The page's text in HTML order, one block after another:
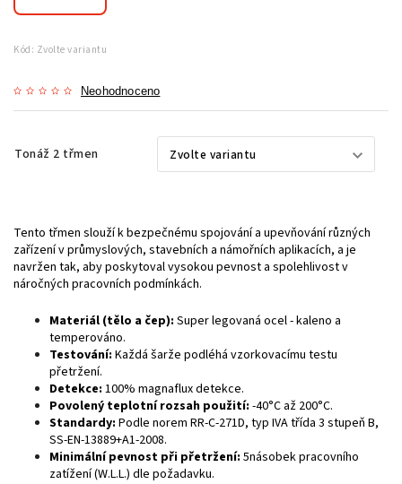
Kód: Zvolte variantu
Neohodnoceno
Tonáž 2 třmen
Tento třmen slouží k bezpečnému spojování a upevňování různých
zařízení v průmyslových, stavebních a námořních aplikacích, a je
navržen tak, aby poskytoval vysokou pevnost a spolehlivost v
náročných pracovních podmínkách.
Materiál (tělo a čep): Super legovaná ocel - kaleno a
temperováno.
Testování: Každá šarže podléhá vzorkovacímu testu
přetržení.
Detekce: 100% magnaflux detekce.
Povolený teplotní rozsah použití: -40°C až 200°C.
Standardy: Podle norem RR-C-271D, typ IVA třída 3 stupeň B,
SS-EN-13889+A1-2008.
Minimální pevnost při přetržení: 5násobek pracovního
zatížení (W.L.L.) dle požadavku.